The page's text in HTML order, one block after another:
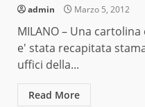
admin Marzo 5, 2012
MILANO – Una
e' stata recapitata
uffici della...
Read More